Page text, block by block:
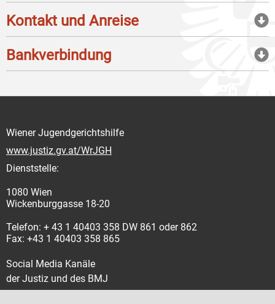
Kontakt und Anreise
Bankverbindung
Wiener Jugendgerichtshilfe
www.justiz.gv.at/WrJGH
Dienststelle:
1080 Wien
Wickenburggasse 18-20
Telefon: + 43 1 40403 358 DW 861 oder 862
Fax: +43 1 40403 358 865
Social Media Kanäle
der Justiz und des BMJ